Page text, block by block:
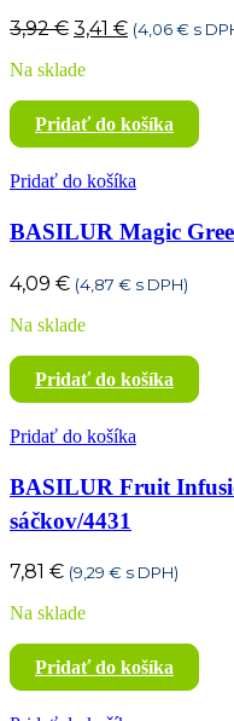
3,92€ Pôvodná
bola:
3,92 €.
3,41 €Aktuálna
3,41 €.
(4,06€ s
Na sklade
Pridať do košíka
Pridať do košíka
BASILUR Magic
4,09 € (4,87 € s DPH)
Na sklade
Pridať do košíka
Pridať do košíka
BASILUR Fruit
sáčkov/4431
7,81 € (9,29 € s DPH)
Na sklade
Pridať do košíka